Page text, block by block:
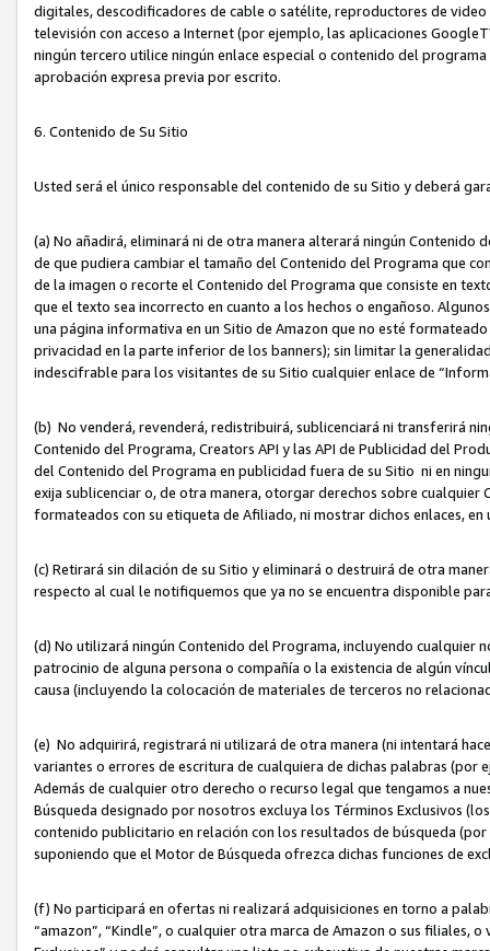
digitales, descodificadores de cable o satélite, reproductores de
televisión con acceso a Internet (por ejemplo, las aplicaciones
ningún tercero utilice ningún enlace especial o contenido del
aprobación expresa previa por escrito.
6. Contenido de Su Sitio
Usted será el único responsable del contenido de su Sitio y deberá
(a) No añadirá, eliminará ni de otra manera alterará ningún
de que pudiera cambiar el tamaño del Contenido del Programa que
de la imagen o recorte el Contenido del Programa que consiste en
que el texto sea incorrecto en cuanto a los hechos o engañoso.
una página informativa en un Sitio de Amazon que no esté
privacidad en la parte inferior de los banners); sin limitar la
indescifrable para los visitantes de su Sitio cualquier enlace de
(b) No venderá, revenderá, redistribuirá, sublicenciará ni transferirá
Contenido del Programa, Creators API y las API de Publicidad del
del Contenido del Programa en publicidad fuera de su Sitio ni en
exija sublicenciar o, de otra manera, otorgar derechos sobre
formateados con su etiqueta de Afiliado, ni mostrar dichos enlaces,
(c) Retirará sin dilación de su Sitio y eliminará o destruirá de otra
respecto al cual le notifiquemos que ya no se encuentra disponible
(d) No utilizará ningún Contenido del Programa, incluyendo cualquier
patrocinio de alguna persona o compañía o la existencia de algún
causa (incluyendo la colocación de materiales de terceros no
(e) No adquirirá, registrará ni utilizará de otra manera (ni intentará
variantes o errores de escritura de cualquiera de dichas palabras (por
Además de cualquier otro derecho o recurso legal que tengamos a
Búsqueda designado por nosotros excluya los Términos Exclusivos
contenido publicitario en relación con los resultados de búsqueda
suponiendo que el Motor de Búsqueda ofrezca dichas funciones de
(f) No participará en ofertas ni realizará adquisiciones en torno a
“amazon”, “Kindle”, o cualquier otra marca de Amazon o sus filiales,